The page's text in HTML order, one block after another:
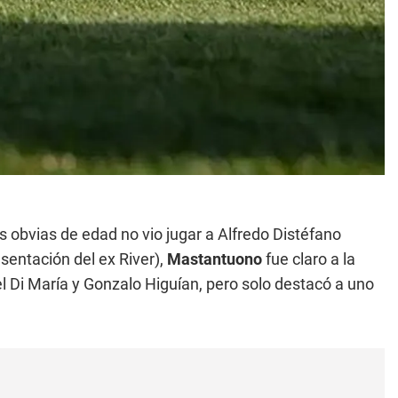
de edad no vio jugar a Alfredo Distéfano
del ex River), Mastantuonofue claro a la
María y Gonzalo Higuían, pero solo destacó a uno